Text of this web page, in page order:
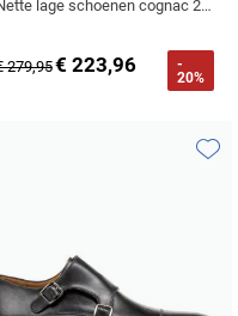
Nette lage schoenen cognac 2 gespen
279,95€ 223,96
-
20%